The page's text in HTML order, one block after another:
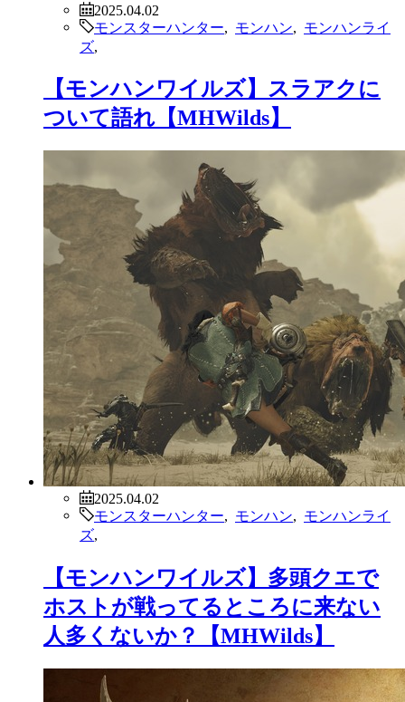
2025.04.02
モンスターハンター
モンハン
モンハンライ
ズ
【モンハンワイルズ】スラアクに
ついて語れ【MHWilds】
2025.04.02
モンスターハンター
モンハン
モンハンライ
ズ
【モンハンワイルズ】多頭クエで
ホストが戦ってるところに来ない
人多くないか？【MHWilds】